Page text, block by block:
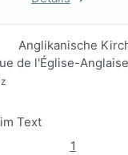
Anglikanische
de l'Église-
Text
1